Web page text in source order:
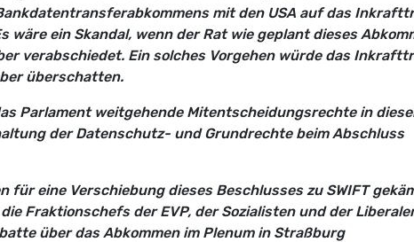
mit den USA auf das
wäre ein Skandal, wenn der Rat wie geplant dieses
verabschiedet. Ein solches Vorgehen würde das
überschatten.
Parlament weitgehende Mitentscheidungsrechte in
der Datenschutz- und Grundrechte beim Abschluss
für eine Verschiebung dieses Beschlusses zu SWIFT
Fraktionschefs der EVP, der Sozialisten und der
über das Abkommen im Plenum in Straßburg